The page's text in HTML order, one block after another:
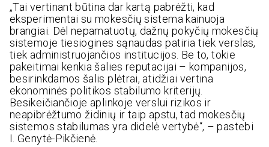
„Tai vertinant būtina dar kartą pabrėžti, kad
eksperimentai su mokesčių sistema kainuoja
brangiai. Dėl nepamatuotų, dažnų pokyčių mokesčių
sistemoje tiesiogines sąnaudas patiria tiek verslas,
tiek administruojančios institucijos. Be to, tokie
pakeitimai kenkia šalies reputacijai – kompanijos,
besirinkdamos šalis plėtrai, atidžiai vertina
ekonominės politikos stabilumo kriterijų.
Besikeičiančioje aplinkoje verslui rizikos ir
neapibrėžtumo židinių ir taip apstu, tad mokesčių
sistemos stabilumas yra didelė vertybė“, – pastebi
I. Genytė-Pikčienė.